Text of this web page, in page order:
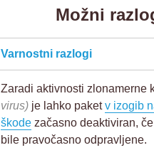
Možni
Varnostni razlogi
Zaradi aktivnosti zlonamerne
virus) je lahko paketv izogib
škode začasno deaktiviran,
bile pravočasno odpravljene.